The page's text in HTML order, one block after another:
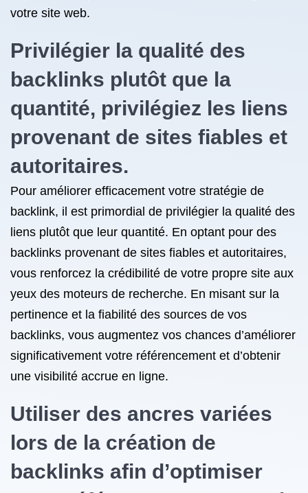
votre site web.
Privilégier la qualité des
backlinks plutôt que la
quantité, privilégiez les liens
provenant de sites fiables et
autoritaires.
Pour améliorer efficacement votre stratégie de
backlink, il est primordial de privilégier la qualité des
liens plutôt que leur quantité. En optant pour des
backlinks provenant de sites fiables et autoritaires,
vous renforcez la crédibilité de votre propre site aux
yeux des moteurs de recherche. En misant sur la
pertinence et la fiabilité des sources de vos
backlinks, vous augmentez vos chances d’améliorer
significativement votre référencement et d’obtenir
une visibilité accrue en ligne.
Utiliser des ancres variées
lors de la création de
backlinks afin d’optimiser